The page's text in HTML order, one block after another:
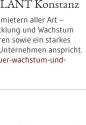
Konstanz
aller Art –
und Wachstum
sowie ein starkes
anspricht.
wachstum-und-